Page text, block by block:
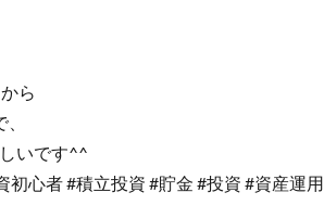
ら
いです^^
心者 #積立投資 #貯金 #投資 #資産運用​